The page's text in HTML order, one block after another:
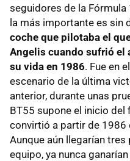
seguidores de la Fórmula
la más importante es sin
coche que pilotaba el
Angelis cuando sufrió el
su vida en 1986. Fue en
escenario de la última
anterior, durante unas
BT55 supone el inicio del
convirtió a partir de 1986
Aunque aún llegarían
equipo, ya nunca